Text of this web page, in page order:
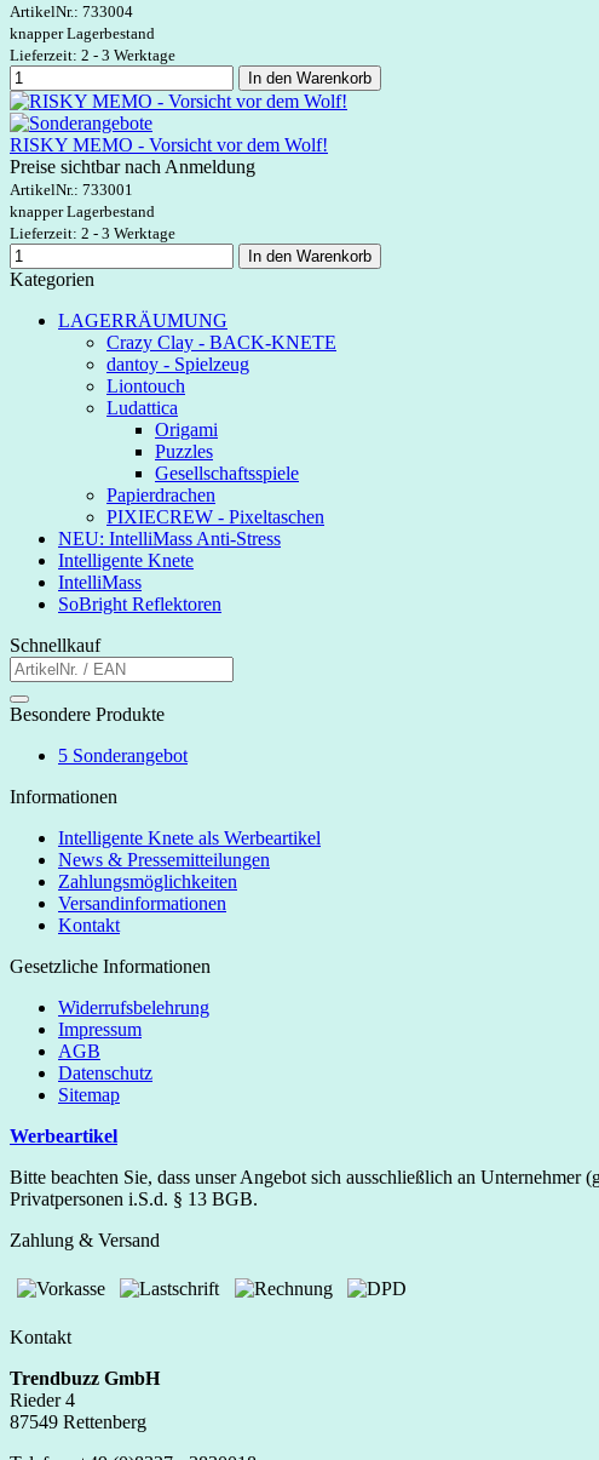
ArtikelNr.: 733004
knapper Lagerbestand
Lieferzeit: 2 - 3 Werktage
In den Warenkorb
RISKY MEMO - Vorsicht vor dem Wolf!
Preise sichtbar nach Anmeldung
ArtikelNr.: 733001
knapper Lagerbestand
Lieferzeit: 2 - 3 Werktage
In den Warenkorb
Kategorien
LAGERRÄUMUNG
Crazy Clay - BACK-KNETE
dantoy - Spielzeug
Liontouch
Ludattica
Origami
Puzzles
Gesellschaftsspiele
Papierdrachen
PIXIECREW - Pixeltaschen
NEU: IntelliMass Anti-Stress
Intelligente Knete
IntelliMass
SoBright Reflektoren
Schnellkauf
Besondere Produkte
5 Sonderangebot
Informationen
Intelligente Knete als Werbeartikel
News & Pressemitteilungen
Zahlungsmöglichkeiten
Versandinformationen
Kontakt
Gesetzliche Informationen
Widerrufsbelehrung
Impressum
AGB
Datenschutz
Sitemap
Werbeartikel
Bitte beachten Sie, dass unser Angebot sich ausschließlich an
Privatpersonen i.S.d. § 13 BGB.
Zahlung & Versand
Kontakt
Trendbuzz GmbH
Rieder 4
87549 Rettenberg